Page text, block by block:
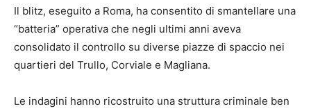
Il blitz, eseguito a Roma, ha consentito di smantellare una
“batteria” operativa che negli ultimi anni aveva
consolidato il controllo su diverse piazze di spaccio nei
quartieri del Trullo, Corviale e Magliana.
Le indagini hanno ricostruito una struttura criminale ben